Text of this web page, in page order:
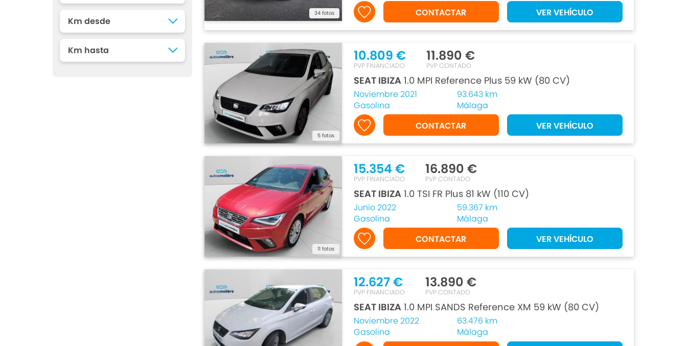
34 fotos
CONTACTAR
VER VEHÍCULO
5 fotos
10.809 €
PVP FINANCIADO
11.890 €
PVP CONTADO
SEAT IBIZA1.0 MPI Reference Plus 59 kW (80 CV)
Noviembre 2021
Gasolina
93.643 km
Málaga
CONTACTAR
VER VEHÍCULO
11 fotos
15.354 €
PVP FINANCIADO
16.890 €
PVP CONTADO
SEAT IBIZA1.0 TSI FR Plus 81 kW (110 CV)
Junio 2022
Gasolina
59.367 km
Málaga
CONTACTAR
VER VEHÍCULO
12.627 €
PVP FINANCIADO
13.890 €
PVP CONTADO
SEAT IBIZA1.0 MPI SANDS Reference XM 59 kW (80 CV)
Noviembre 2022
Gasolina
63.476 km
Málaga